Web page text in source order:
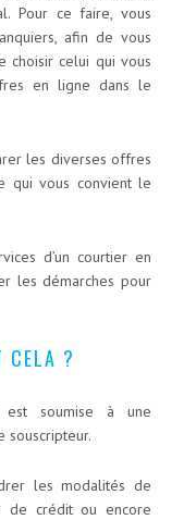
Pour ce faire, vous
afin de vous
choisir celui qui vous
en ligne dans le
les diverses offres
qui vous convient le
d’un courtier en
les démarches pour
CELA ?
est soumise à une
les modalités de
de crédit ou encore